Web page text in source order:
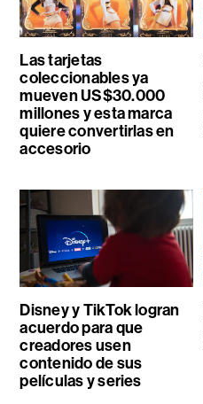
Las tarjetas
coleccionables ya
mueven US$30.000
millones y esta marca
quiere convertirlas en
accesorio
Disney y TikTok logran
acuerdo para que
creadores usen
contenido de sus
películas y series